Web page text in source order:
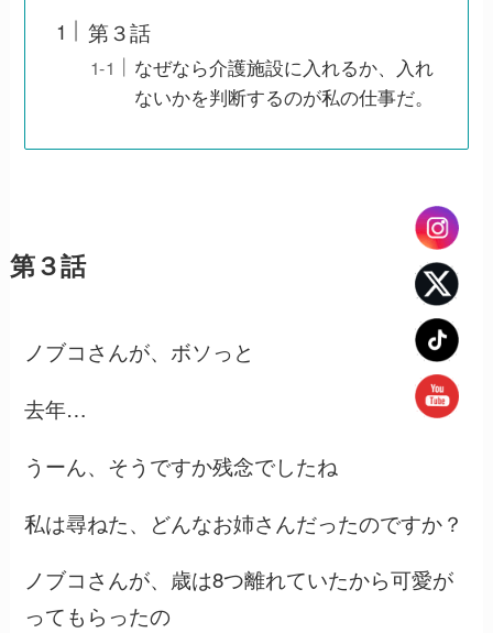
第３話
なぜなら介護施設に入れるか、入れ
ないかを判断するのが私の仕事だ。
第３話
ノブコさんが、ボソっと
去年…
うーん、そうですか残念でしたね
私は尋ねた、どんなお姉さんだったのですか？
ノブコさんが、歳は8つ離れていたから可愛が
ってもらったの